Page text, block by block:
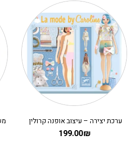
ערכת יצירה – עיצוב אופנה קרולין
199.00₪